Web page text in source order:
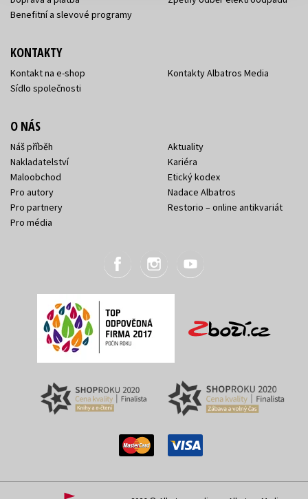
Benefitní a slevové programy
KONTAKTY
Kontakt na e-shop
Sídlo společnosti
Kontakty Albatros Media
O NÁS
Náš příběh
Nakladatelství
Maloobchod
Pro autory
Pro partnery
Pro média
Aktuality
Kariéra
Etický kodex
Nadace Albatros
Restorio – online antikvariát